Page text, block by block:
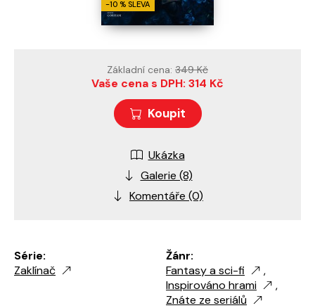
-10 % SLEVA
Série:
Zaklínač
Žánr:
Fantasy a sci-fi
,
Inspirováno hrami
,
Znáte ze seriálů
Základní cena: 349 Kč
Vaše cena s DPH: 314 Kč
Koupit
Ukázka
Galerie (8)
Komentáře (0)